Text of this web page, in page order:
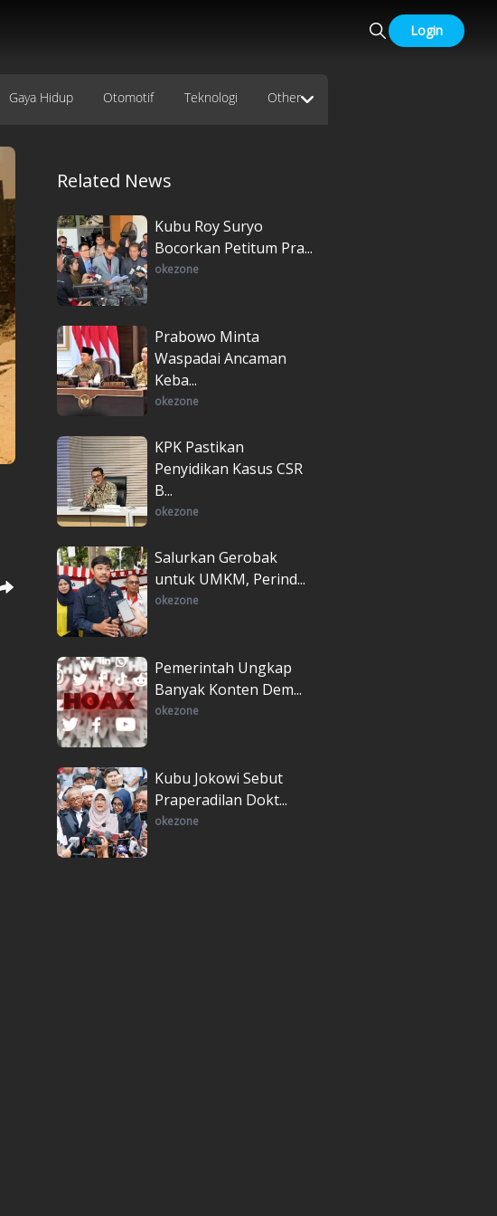
Login
Gaya Hidup Otomotif Teknologi Other
Related News
Kubu Roy Suryo
Bocorkan Petitum Pra...
okezone
Prabowo Minta
Waspadai Ancaman
Keba...
okezone
KPK Pastikan
Penyidikan Kasus CSR
B...
okezone
Salurkan Gerobak
untuk UMKM, Perind...
okezone
Pemerintah Ungkap
Banyak Konten Dem...
okezone
Kubu Jokowi Sebut
Praperadilan Dokt...
okezone